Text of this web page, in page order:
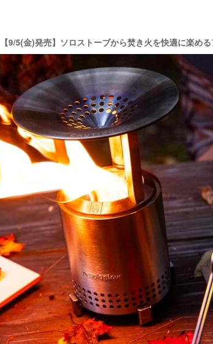
【9/5(金)発売】ソロストーブから焚き火を快適に楽め